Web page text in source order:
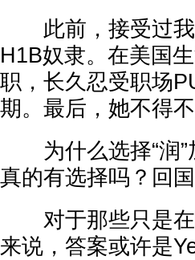
此前，接受过我
H1B奴隶。在美国
职，长久忍受职场
期。最后，她不得
为什么选择“润”
真的有选择吗？回
对于那些只是在
来说，答案或许是